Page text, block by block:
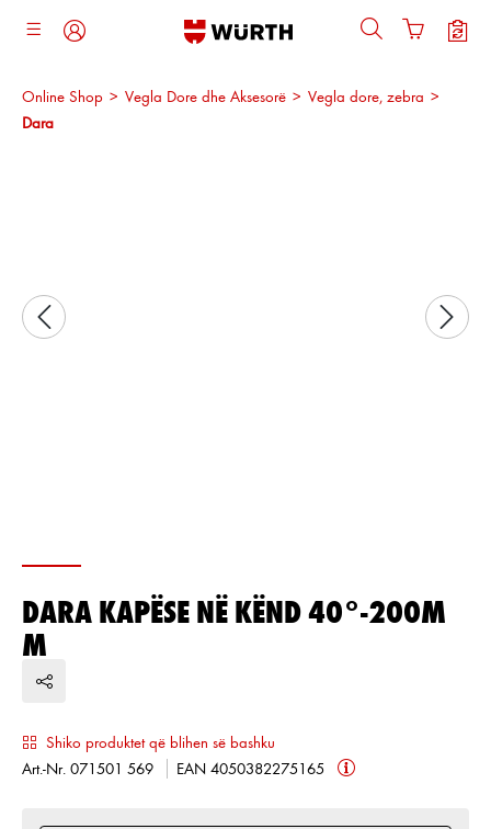
kryesore
Online Shop > Vegla Dore dhe Aksesorë > Vegla dore, zebra >
Dara
DARA KAPËSE NË KËND 40°-200M
M
Shiko produktet që blihen së bashku
Art.-Nr. 071501 569
EAN 4050382275165